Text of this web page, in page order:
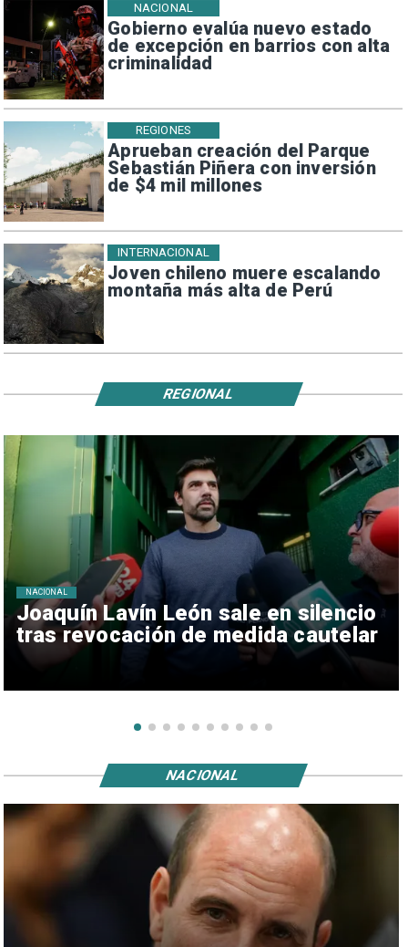
Gobierno evalúa nuevo estado
de excepción en barrios con alta
criminalidad
NACIONAL
Aprueban creación del Parque
Sebastián Piñera con inversión
de $4 mil millones
REGIONES
Joven chileno muere escalando
montaña más alta de Perú
INTERNACIONAL
Joaquín Lavín León sale en silencio
tras revocación de medida cautelar
NACIONAL
REGIONAL
NACIONAL